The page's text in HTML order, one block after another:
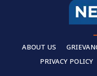
ABOUT US
PRIVACY POLICY